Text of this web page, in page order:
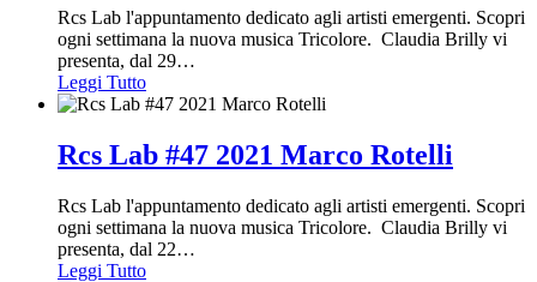
Rcs Lab l'appuntamento dedicato agli artisti emergenti. Scopri
ogni settimana la nuova musica Tricolore. Claudia Brilly vi
presenta, dal 29…
Leggi Tutto
Rcs Lab #47 2021 Marco Rotelli
Rcs Lab l'appuntamento dedicato agli artisti emergenti. Scopri
ogni settimana la nuova musica Tricolore. Claudia Brilly vi
presenta, dal 22…
Leggi Tutto